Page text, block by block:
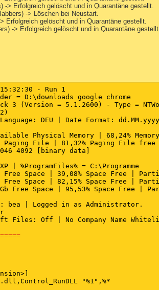
-> Erfolgreich gelöscht und in Quarantäne gestellt.
-> Löschen bei Neustart.
Erfolgreich gelöscht und in Quarantäne gestellt.
-> Erfolgreich gelöscht und in Quarantäne
- Run 1
= D:\downloads google chrome
3 (Version = 5.1.2600) - Type =
DEU | Date Format: dd.MM.yyyy
Physical Memory | 68,24%
File | 81,32% Paging File free
4092 [binary data]
| %ProgramFiles% = C:\Programme
Space | 39,08% Space Free |
Space | 82,15% Space Free |
Free Space | 95,53% Space Free |
bea | Logged in as Administrator.
Files: Off | No Company Name
"%1",%*